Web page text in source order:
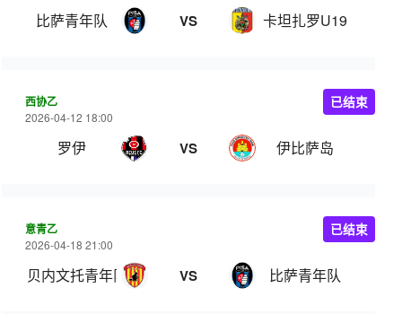
比萨青年队 VS 卡坦扎罗U19
西协乙
2026-04-12 18:00
罗伊 VS 伊比萨岛
已结束
意青乙
2026-04-18 21:00
贝内文托青年队 VS 比萨青年队
已结束